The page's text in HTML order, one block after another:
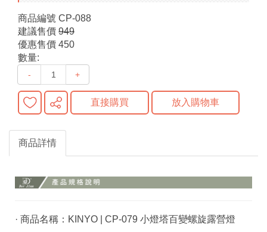
商品編號 CP-088
建議售價 949
優惠售價 450
數量:
- +
直接購買 放入購物車
商品詳情
· 商品名稱：KINYO | CP-079 小燈塔百變螺旋露營燈